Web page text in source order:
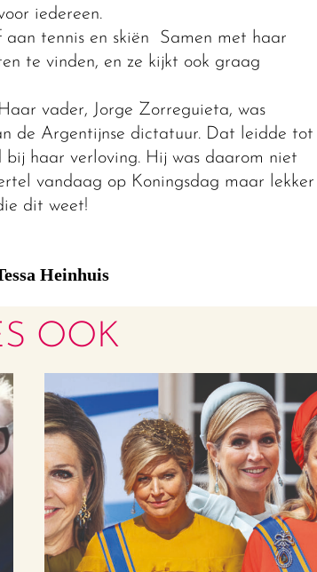
iedereen.
tennis en skiën Samen met haar
te vinden, en ze kijkt ook graag
vader, Jorge Zorreguieta, was
de Argentijnse dictatuur. Dat leidde tot
bij haar verloving. Hij was daarom niet
vandaag op Koningsdag maar lekker
dit weet!
Heinhuis
OOK